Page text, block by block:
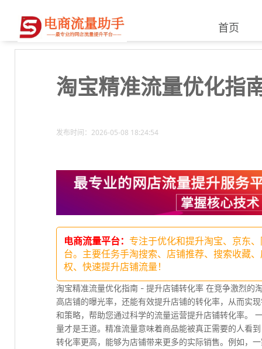
首页
淘宝精准流量优化指
发布时间：2026-05-08 18:24:54
电商流量平台： 专注于优化和提升淘宝、京东
台。主要任务手淘搜索、店铺推荐、搜索收藏
权、快速提升店铺流量！
淘宝精准流量优化指南 - 提升店铺转化率 在竞争激烈的
高店铺的曝光率，还能有效提升店铺的转化率，从而实
和策略，帮助您通过科学的流量运营提升店铺转化率。
量才是王道。精准流量意味着商品能被真正需要的人看
转化率更高，能够为店铺带来更多的实际销售。例如，